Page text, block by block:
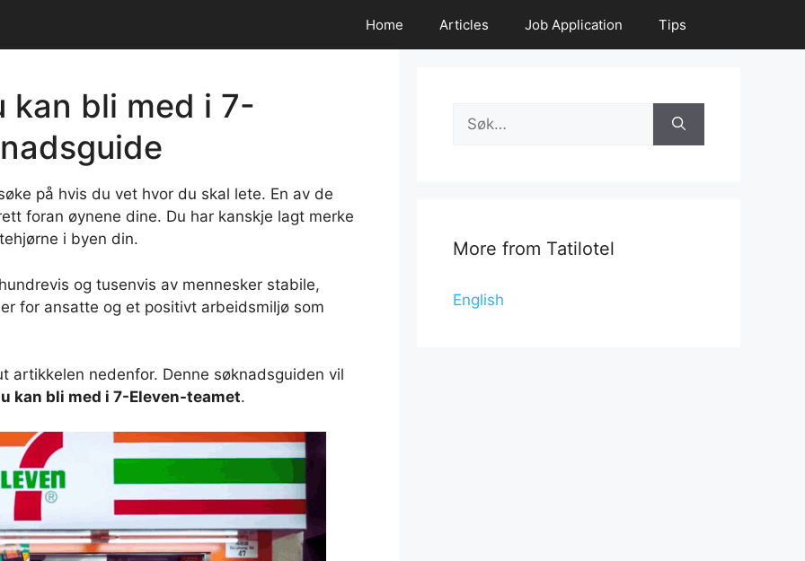
Home Articles Job Application Tips
kan bli med i 7-
på hvis du vet hvor du skal lete. En av de
foran øynene dine. Du har kanskje lagt merke
i byen din.
og tusenvis av mennesker stabile,
for ansatte og et positivt arbeidsmiljø som
nedenfor. Denne søknadsguiden vil
kan bli med i 7-Eleven-teamet.
Search
for:
More from Tatilotel
English